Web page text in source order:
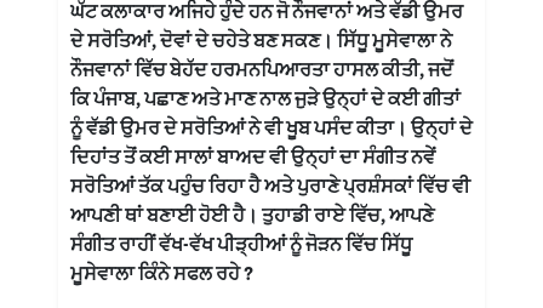
ਘੱਟ ਕਲਾਕਾਰ ਅਜਿਹੇ ਹੁੰਦੇ ਹਨ ਜੋ ਨੌਜਵਾਨਾਂ ਅਤੇ ਵੱਡੀ ਉਮਰ
ਦੇ ਸਰੋਤਿਆਂ, ਦੋਵਾਂ ਦੇ ਚਹੇਤੇ ਬਣ ਸਕਣ। ਸਿੱਧੂ ਮੂਸੇਵਾਲਾ ਨੇ
ਨੌਜਵਾਨਾਂ ਵਿੱਚ ਬੇਹੱਦ ਹਰਮਨਪਿਆਰਤਾ ਹਾਸਲ ਕੀਤੀ, ਜਦੋਂ
ਕਿ ਪੰਜਾਬ, ਪਛਾਣ ਅਤੇ ਮਾਣ ਨਾਲ ਜੁੜੇ ਉਨ੍ਹਾਂ ਦੇ ਕਈ ਗੀਤਾਂ
ਨੂੰ ਵੱਡੀ ਉਮਰ ਦੇ ਸਰੋਤਿਆਂ ਨੇ ਵੀ ਖੂਬ ਪਸੰਦ ਕੀਤਾ। ਉਨ੍ਹਾਂ ਦੇ
ਦਿਹਾਂਤ ਤੋਂ ਕਈ ਸਾਲਾਂ ਬਾਅਦ ਵੀ ਉਨ੍ਹਾਂ ਦਾ ਸੰਗੀਤ ਨਵੇਂ
ਸਰੋਤਿਆਂ ਤੱਕ ਪਹੁੰਚ ਰਿਹਾ ਹੈ ਅਤੇ ਪੁਰਾਣੇ ਪ੍ਰਸ਼ੰਸਕਾਂ ਵਿੱਚ ਵੀ
ਆਪਣੀ ਥਾਂ ਬਣਾਈ ਹੋਈ ਹੈ। ਤੁਹਾਡੀ ਰਾਏ ਵਿੱਚ, ਆਪਣੇ
ਸੰਗੀਤ ਰਾਹੀਂ ਵੱਖ-ਵੱਖ ਪੀੜ੍ਹੀਆਂ ਨੂੰ ਜੋੜਨ ਵਿੱਚ ਸਿੱਧੂ
ਮੂਸੇਵਾਲਾ ਕਿੰਨੇ ਸਫਲ ਰਹੇ ?